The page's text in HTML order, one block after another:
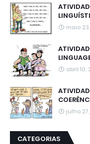
maio
abril 10,
julho 27,
CATEGORIAS